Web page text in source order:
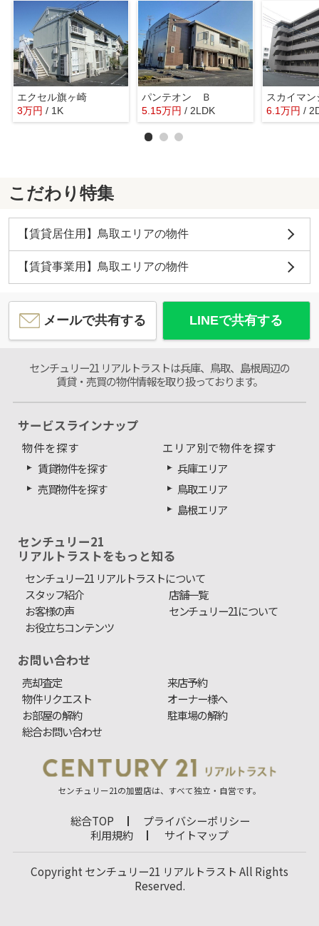
エクセル旗ヶ崎
3万円 / 1K
パンテオン Ｂ
5.15万円 / 2LDK
スカイマ
6.1万円 /
こだわり特集
【賃貸居住用】鳥取エリアの物件
【賃貸事業用】鳥取エリアの物件
メールで共有する LINEで共有する
センチュリー21 リアルトラストは兵庫、鳥取、島根周辺の
賃貸・売買の物件情報を取り扱っております。
サービスラインナップ
物件を探す
賃貸物件を探す
売買物件を探す
エリア別で物件を探す
兵庫エリア
鳥取エリア
島根エリア
センチュリー21
リアルトラストをもっと知る
センチュリー21 リアルトラストについて
スタッフ紹介
店舗一覧
お客様の声
センチュリー21について
お役立ちコンテンツ
お問い合わせ
売却査定
来店予約
物件リクエスト
オーナー様へ
お部屋の解約
駐車場の解約
総合お問い合わせ
センチュリー21の加盟店は、すべて独立・自営です。
総合TOP
プライバシーポリシー
利用規約
サイトマップ
Copyright センチュリー21 リアルトラスト All Rights
Reserved.